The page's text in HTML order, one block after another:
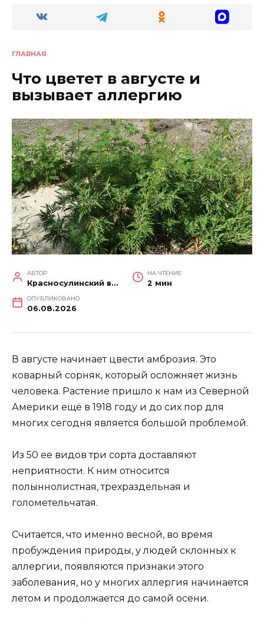
ГЛАВНАЯ
Что цветет в августе и
вызывает аллергию
АВТОР
Красносулинский вестник
НА ЧТЕНИЕ
2 мин
ОПУБЛИКОВАНО
06.08.2026
В августе начинает цвести амброзия. Это
коварный сорняк, который осложняет жизнь
человека. Растение пришло к нам из Северной
Америки ещё в 1918 году и до сих пор для
многих сегодня является большой проблемой.
Из 50 ее видов три сорта доставляют
неприятности. К ним относится
полыннолистная, трехраздельная и
голометельчатая.
Считается, что именно весной, во время
пробуждения природы, у людей склонных к
аллергии, появляются признаки этого
заболевания, но у многих аллергия начинается
летом и продолжается до самой осени.